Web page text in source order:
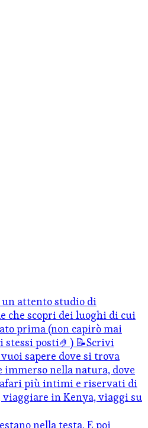
nella testa, E poi